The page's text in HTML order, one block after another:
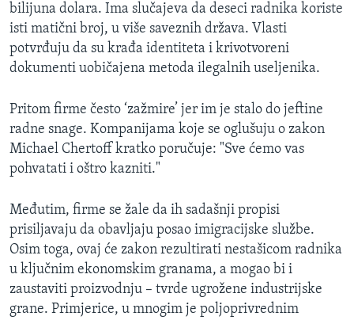
bilijuna dolara. Ima slučajeva da deseci radnika koriste
isti matični broj, u više saveznih država. Vlasti
potvrđuju da su krađa identiteta i krivotvoreni
dokumenti uobičajena metoda ilegalnih useljenika.
Pritom firme često ‘zažmire’ jer im je stalo do jeftine
radne snage. Kompanijama koje se oglušuju o zakon
Michael Chertoff kratko poručuje: "Sve ćemo vas
pohvatati i oštro kazniti."
Međutim, firme se žale da ih sadašnji propisi
prisiljavaju da obavljaju posao imigracijske službe.
Osim toga, ovaj će zakon rezultirati nestašicom radnika
u ključnim ekonomskim granama, a mogao bi i
zaustaviti proizvodnju – tvrde ugrožene industrijske
grane. Primjerice, u mnogim je poljoprivrednim